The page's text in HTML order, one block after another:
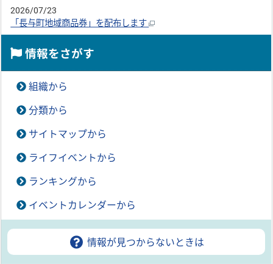
2026/07/23
「長与町地域商品券」を配布します
情報をさがす
組織から
分類から
サイトマップから
ライフイベントから
ランキングから
イベントカレンダーから
情報が見つからないときは